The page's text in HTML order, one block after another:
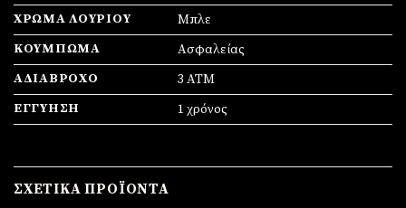
ΧΡΏΜΑ ΛΟΥΡΙΟΎ
Μπλε
ΚΟΎΜΠΩΜΑ
Ασφαλείας
ΑΔΙΆΒΡΟΧΟ
3 ΑΤΜ
ΕΓΓΎΗΣΗ
1 χρόνος
ΣΧΕΤΙΚΆ ΠΡΟΪΌΝΤΑ